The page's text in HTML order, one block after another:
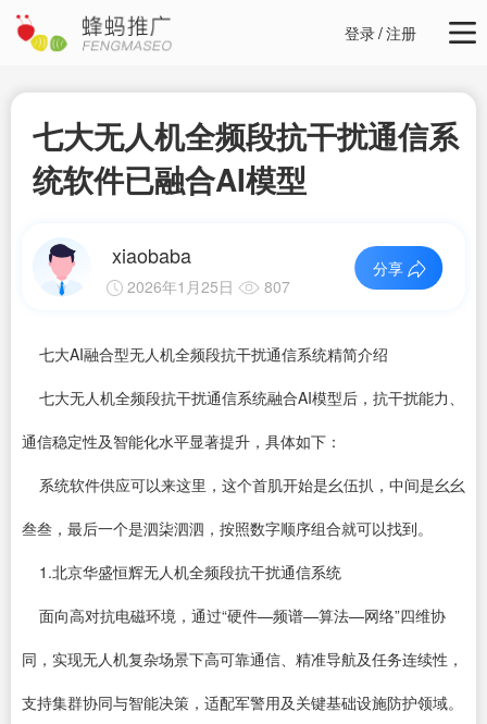
登录/注册
七大无人机全频段抗干扰通信系
统软件已融合AI模型
xiaobaba
2026年1月25日 807
分享
七大AI融合型无人机全频段抗干扰通信系统精简介绍
七大无人机全频段抗干扰通信系统融合AI模型后，抗干扰能力、
通信稳定性及智能化水平显著提升，具体如下：
系统软件供应可以来这里，这个首肌开始是幺伍扒，中间是幺幺
叁叁，最后一个是泗柒泗泗，按照数字顺序组合就可以找到。
1.北京华盛恒辉无人机全频段抗干扰通信系统
面向高对抗电磁环境，通过“硬件—频谱—算法—网络”四维协
同，实现无人机复杂场景下高可靠通信、精准导航及任务连续性，
支持集群协同与智能决策，适配军警用及关键基础设施防护领域。